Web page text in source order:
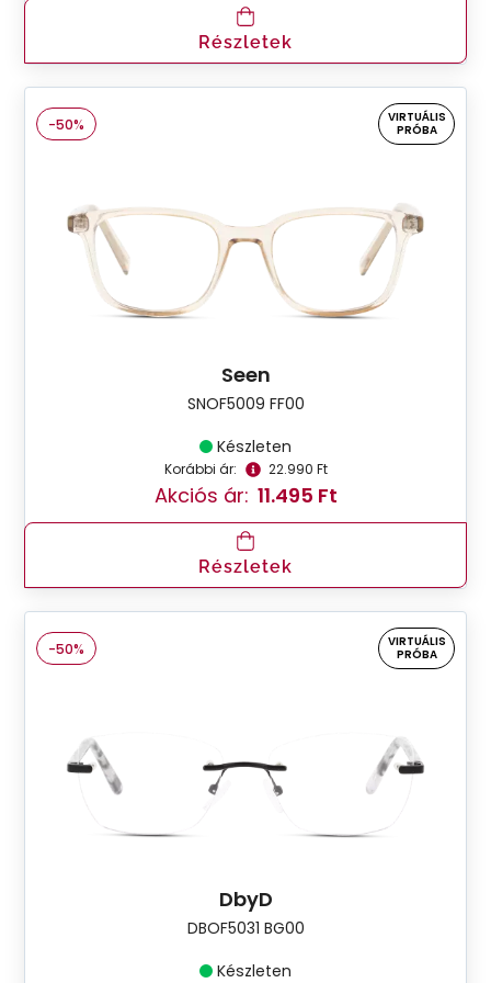
Részletek
-50%
VIRTUÁLIS
PRÓBA
Seen
SNOF5009 FF00
Készleten
Korábbi ár: 22.990 Ft
Akciós ár: 11.495 Ft
Részletek
-50%
VIRTUÁLIS
PRÓBA
DbyD
DBOF5031 BG00
Készleten